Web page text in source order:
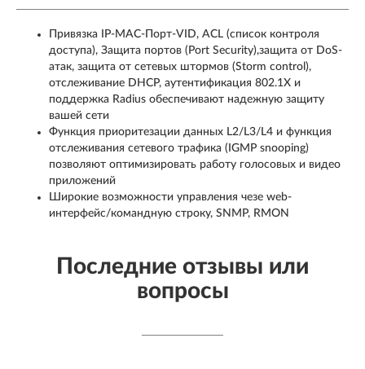
Привязка IP-MAC-Порт-VID, ACL (список контроля
доступа), Защита портов (Port Security),защита от DoS-
атак, защита от сетевых штормов (Storm control),
отслеживание DHCP, аутентификация 802.1X и
поддержка Radius обеспечивают надежную защиту
вашей сети
Функция приоритезации данных L2/L3/L4 и функция
отслеживания сетевого трафика (IGMP snooping)
позволяют оптимизировать работу голосовых и видео
приложений
Широкие возможности управления чезе web-
интерфейс/командную строку, SNMP, RMON
Последние отзывы или
вопросы